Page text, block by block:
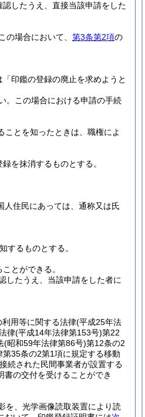
したうえ、直接当該申請をした
この場合において、 第3条第2項の
印鑑の登録の廃止を求めようと
。
この場合における申請の手続
ことを知ったときは、職権によ
を抹消するものとする。
人住民にあっては、通称又は氏
するものとする。
とができる。
したうえ、当該申請をした者に
用等に関する法律(平成25年法
律(平成14年法律第153号)第22
(昭和59年法律第86号)第12条の2
35条の2第1項に規定する移動
続された民間事業者が設置する
書の交付を受けることができ
を、光学画像読取装置により読